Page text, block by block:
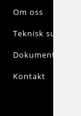
Om oss
Teknisk support
Dokumentation
Kontakt